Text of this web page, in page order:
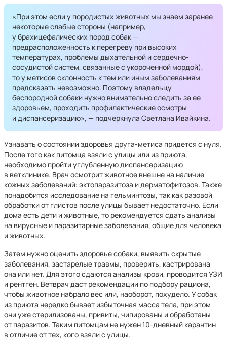
«При этом если у породистых животных мы знаем заранее
некоторые слабые стороны (например,
у брахицефалических пород собак —
предрасположенность к перегреву при высоких
температурах, проблемы дыхательной и сердечно-
сосудистой систем, связанные с укороченной мордой),
то у метисов склонность к тем или иным заболеваниям
предсказать невозможно. Поэтому владельцу
беспородной собаки нужно внимательно следить за ее
здоровьем, проходить профилактические осмотры
и диспансеризацию», — подчеркнула Светлана Ивайкина.
Узнавать о состоянии здоровья друга-метиса придется с нуля.
После того как питомца взяли с улицы или из приюта,
необходимо пройти углубленную диспансеризацию
в ветклинике. Врач осмотрит животное внешне на наличие
кожных заболеваний: эктопаразитоза и дерматофитозов. Также
понадобится исследование на гельминтозы, так как разовой
обработки от глистов после улицы бывает недостаточно. Если
дома есть дети и животные, то рекомендуется сдать анализы
на вирусные и паразитарные заболевания, общие для человека
и животных.
Затем нужно оценить здоровье собаки, выявить скрытые
заболевания, застарелые травмы, проверить, кастрирована
она или нет. Для этого сдаются анализы крови, проводится УЗИ
и рентген. Ветврач даст рекомендации по подбору рациона,
чтобы животное набрало вес или, наоборот, похудело. У собак
из приюта нередко бывает избыточная масса тела, при этом
они уже стерилизованы, привиты, чипированы и обработаны
от паразитов. Таким питомцам не нужен 10-дневный карантин
в отличие от тех, кого взяли с улицы.